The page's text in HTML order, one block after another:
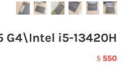
G4\Intel i5-13420H
$ 550